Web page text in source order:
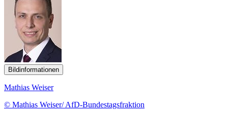
Bildinformationen
Mathias Weiser
© Mathias Weiser/ AfD-Bundestagsfraktion